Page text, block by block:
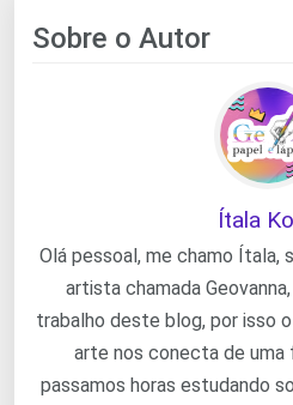
Sobre o Autor
Ítala
Olá pessoal, me chamo Ítala,
artista chamada
trabalho deste blog, por isso
arte nos conecta de uma
passamos horas estudando